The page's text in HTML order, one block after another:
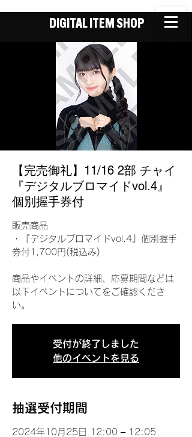
DIGITAL ITEM SHOP
【完売御礼】11/16 2部 チャイ
『デジタルブロマイドvol.4』
個別握手券付
販売商品
・『デジタルブロマイドvol.4』個別握手
券付1,700円(税込み)
商品やイベントの詳細、応募期間などは
以下イベントについてをご確認くださ
い。
受付が終了しました
他のイベントを見る
抽選受付期間
2024年10月25日 12:00 – 12:05